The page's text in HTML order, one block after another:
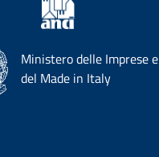
Ministero delle Imprese e
del Made in Italy